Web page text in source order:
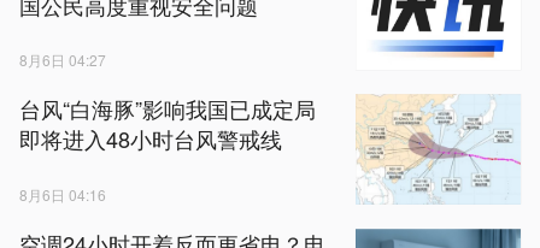
8月6日 04:27
台风“白海豚”影响我国已成定局
即将进入48小时台风警戒线
8月6日 04:16